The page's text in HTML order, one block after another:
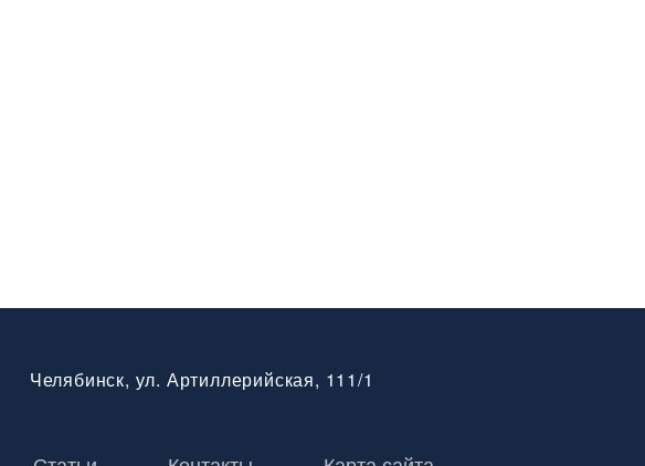
Челябинск, ул. Артиллерийская, 111/1